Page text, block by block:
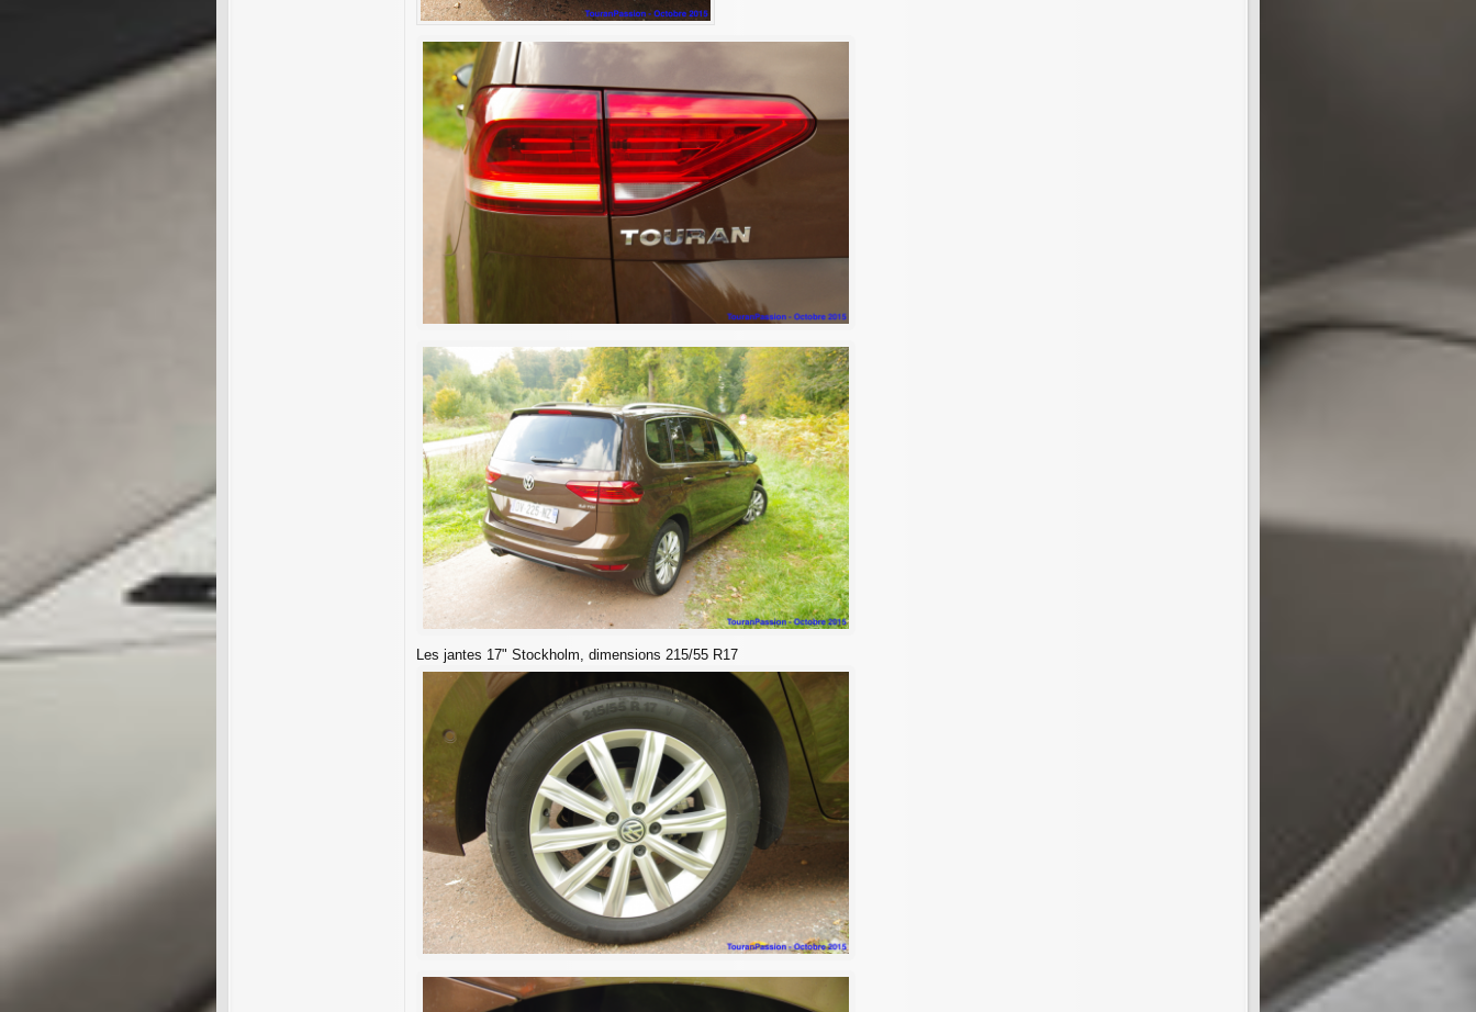
Les jantes 17" Stockholm, dimensions 215/55 R17